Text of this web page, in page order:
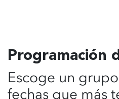
Programación
Escoge un
fechas que más